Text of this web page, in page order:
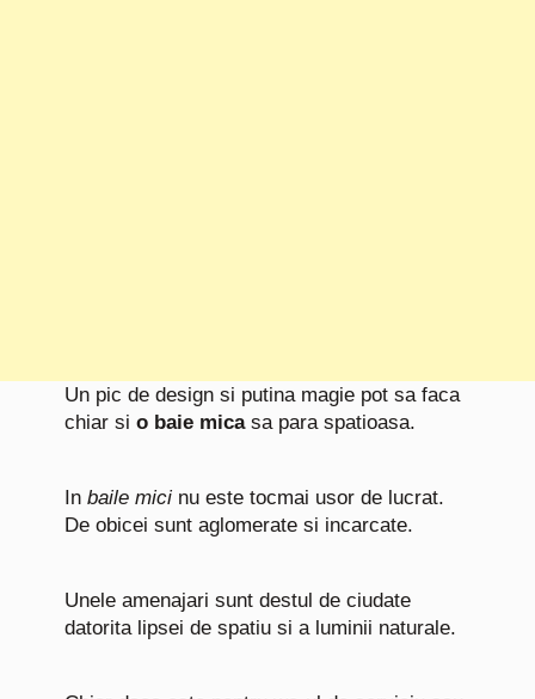
Un pic de design si putina magie pot sa faca
chiar si o baie micasa para spatioasa.
In baile mici nu este tocmai usor de lucrat.
De obicei sunt aglomerate si incarcate.
Unele amenajari sunt destul de ciudate
datorita lipsei de spatiu si a luminii naturale.